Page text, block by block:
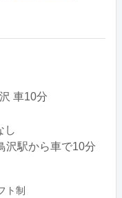
車10分
し
沢駅から車で10分
ト制